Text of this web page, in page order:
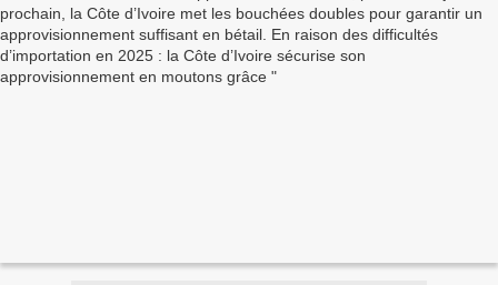
d’importation en 2025 : la Côte d’Ivoire sécurise
son approvisionnement en moutons grâce